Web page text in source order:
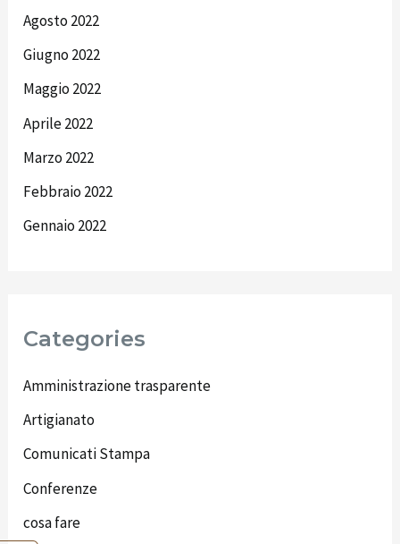
Agosto 2022
Giugno 2022
Maggio 2022
Aprile 2022
Marzo 2022
Febbraio 2022
Gennaio 2022
Categories
Amministrazione trasparente
Artigianato
Comunicati Stampa
Conferenze
cosa fare